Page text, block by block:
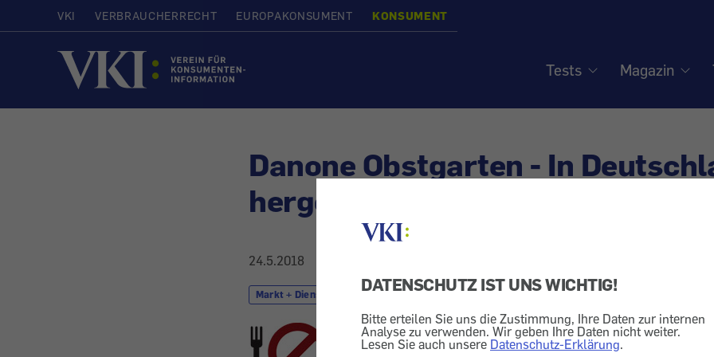
DATENSCHUTZ IST UNS WICHTIG!
Bitte erteilen Sie uns die Zustimmung, Ihre Daten zur internen
Analyse zu verwenden. Wir geben Ihre Daten nicht weiter.
Lesen Sie auch unsere Datenschutz-Erklärung.
VKI VERBRAUCHERRECHT EUROPAKONSUMENT KONSUMENT
Startseite
Tests Magazin
Danone Obstgarten - In
hergestellt
24.5.2018
Markt + Dienstleistung Verpackung Werbung